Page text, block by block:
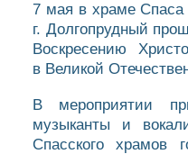
7 мая в храме Спаса
г. Долгопрудный
Воскресению
в Великой
В мероприятии
музыканты и
Спасского храмов